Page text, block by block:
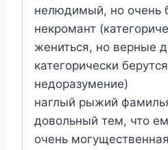
нелюдимый, но очень
некромант
жениться, но верные
категорически
недоразумение)
наглый рыжий
довольный тем, что
очень